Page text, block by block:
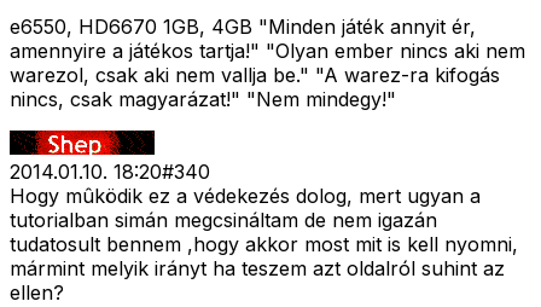
e6550, HD6670 1GB, 4GB "Minden játék annyit ér,
amennyire a játékos tartja!" "Olyan ember nincs aki nem
warezol, csak aki nem vallja be." "A warez-ra kifogás
nincs, csak magyarázat!" "Nem mindegy!"
2014.01.10. 18:20#340
Hogy mûködik ez a védekezés dolog, mert ugyan a
tutorialban simán megcsináltam de nem igazán
tudatosult bennem ,hogy akkor most mit is kell nyomni,
mármint melyik irányt ha teszem azt oldalról suhint az
ellen?